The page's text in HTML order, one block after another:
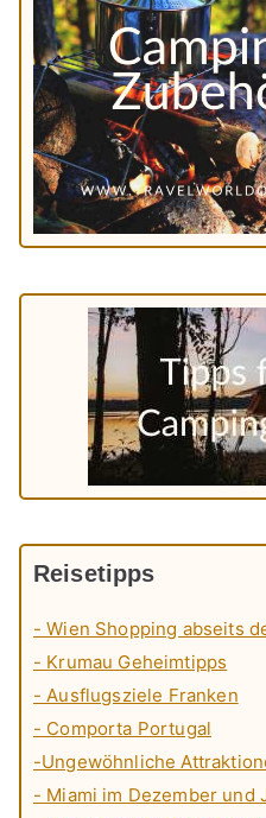
Reisetipps
- Wien Shopping abseits
- Krumau Geheimtipps
- Ausflugsziele Franken
- Comporta Portugal
-Ungewöhnliche
- Miami im Dezember und